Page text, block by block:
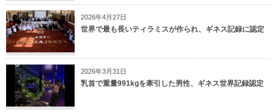
2026年4月27日
世界で最も長いティラミスが作られ、ギネス記録に認定
2026年3月31日
乳首で重量991kgを牽引した男性、ギネス世界記録認定